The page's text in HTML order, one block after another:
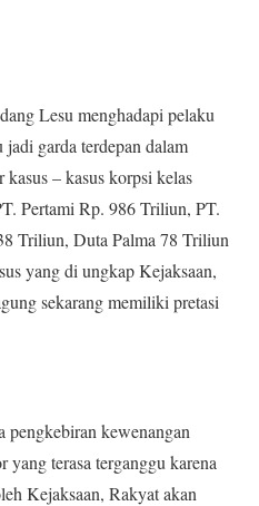
Lesu menghadapi pelaku
garda terdepan dalam
– kasus korpsi kelas
Pertami Rp. 986 Triliun, PT.
Triliun, Duta Palma 78 Triliun
yang di ungkap Kejaksaan,
sekarang memiliki pretasi
kewenangan
terasa terganggu karena
Kejaksaan, Rakyat akan